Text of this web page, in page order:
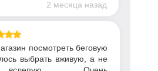
2 месяца назад
посмотреть беговую
выбрать вживую, а не